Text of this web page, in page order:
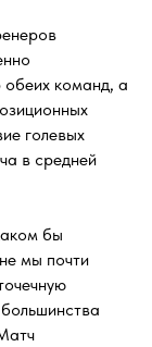
обеих команд, а
голевых
в средней
бы
мы почти